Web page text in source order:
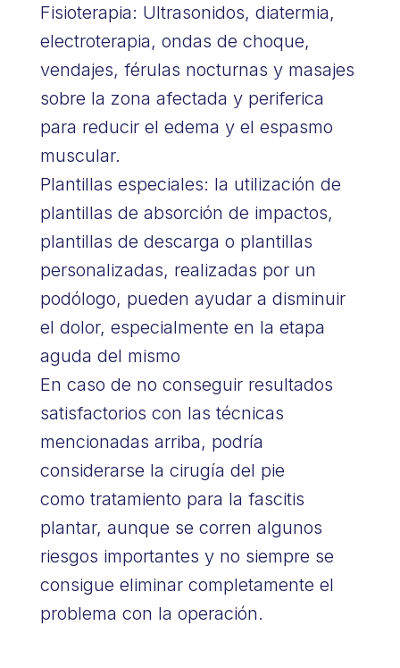
Fisioterapia: Ultrasonidos, diatermia,
electroterapia, ondas de choque,
vendajes, férulas nocturnas y masajes
sobre la zona afectada y periferica
para reducir el edema y el espasmo
muscular.
Plantillas especiales: la utilización de
plantillas de absorción de impactos,
plantillas de descarga o plantillas
personalizadas, realizadas por un
podólogo, pueden ayudar a disminuir
el dolor, especialmente en la etapa
aguda del mismo
En caso de no conseguir resultados
satisfactorios con las técnicas
mencionadas arriba, podría
considerarse la cirugía del pie
como tratamiento para la fascitis
plantar, aunque se corren algunos
riesgos importantes y no siempre se
consigue eliminar completamente el
problema con la operación.